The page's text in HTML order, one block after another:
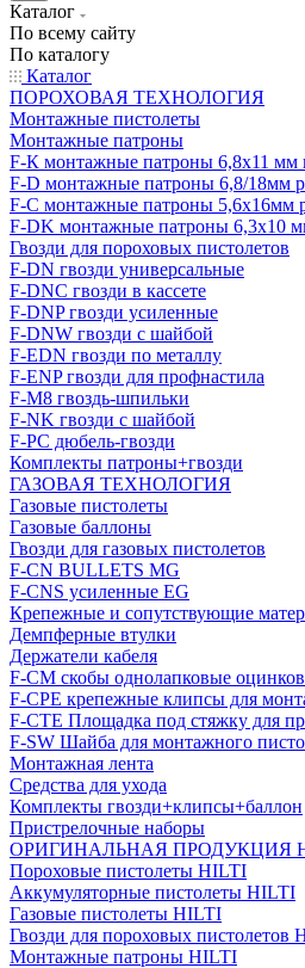
Каталог
По всему сайту
По каталогу
Каталог
ПОРОХОВАЯ ТЕХНОЛОГИЯ
Монтажные пистолеты
Монтажные патроны
F-К монтажные патроны 6,8х11 мм
F-D монтажные патроны 6,8/18мм
F-C монтажные патроны 5,6х16мм
F-DK монтажные патроны 6,3х10
Гвозди для пороховых пистолетов
F-DN гвозди универсальные
F-DNC гвозди в кассете
F-DNP гвозди усиленные
F-DNW гвозди с шайбой
F-EDN гвозди по металлу
F-ENP гвозди для профнастила
F-M8 гвоздь-шпильки
F-NK гвозди с шайбой
F-PC дюбель-гвозди
Комплекты патроны+гвозди
ГАЗОВАЯ ТЕХНОЛОГИЯ
Газовые пистолеты
Газовые баллоны
Гвозди для газовых пистолетов
F-CN BULLETS MG
F-CNS усиленные EG
Крепежные и сопутствующие
Демпферные втулки
Держатели кабеля
F-CM скобы однолапковые
F-CPE крепежные клипсы для
F-CTE Площадка под стяжку для
F-SW Шайба для монтажного
Монтажная лента
Средства для ухода
Комплекты гвозди+клипсы+баллон
Пристрелочные наборы
ОРИГИНАЛЬНАЯ ПРОДУКЦИЯ
Пороховые пистолеты HILTI
Аккумуляторные пистолеты HILTI
Газовые пистолеты HILTI
Гвозди для пороховых пистолетов
Монтажные патроны HILTI